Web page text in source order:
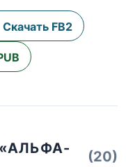
Скачать FB2
(20)